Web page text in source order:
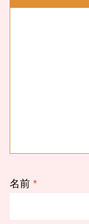
名前 *